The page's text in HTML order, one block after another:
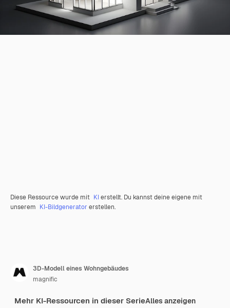
Diese Ressource wurde mit KIerstellt. Du kannst deine eigene mit
unserem KI-Bildgenerator erstellen.
3D-Modell eines Wohngebäudes
magnific
Mehr KI-Ressourcen in dieser SerieAlles anzeigen